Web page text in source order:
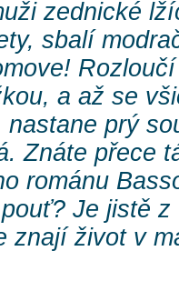
zednické
sbalí
a až se
nastane prý
Znáte přece
románu
Je jistě
znají život v